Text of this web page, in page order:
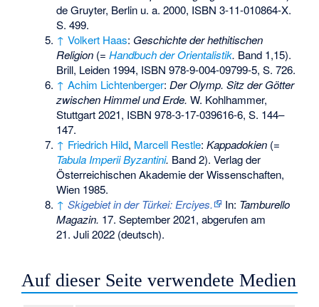
de Gruyter, Berlin u. a. 2000, ISBN 3-11-010864-X.
S. 499.
↑ Volkert Haas: Geschichte der hethitischen
Religion (=Handbuch der Orientalistik. Band 1,15).
Brill, Leiden 1994, ISBN 978-9-004-09799-5, S. 726.
↑ Achim Lichtenberger:Der Olymp. Sitz der Götter
zwischen Himmel und Erde. W. Kohlhammer,
Stuttgart 2021, ISBN 978-3-17-039616-6, S. 144–
147.
↑ Friedrich Hild, Marcell Restle:Kappadokien (=
Tabula Imperii Byzantini. Band 2). Verlag der
Österreichischen Akademie der Wissenschaften,
Wien 1985.
↑ Skigebiet in der Türkei: Erciyes. In: Tamburello
Magazin. 17. September 2021, abgerufen am
21. Juli 2022 (deutsch).
Auf dieser Seite verwendete Medien